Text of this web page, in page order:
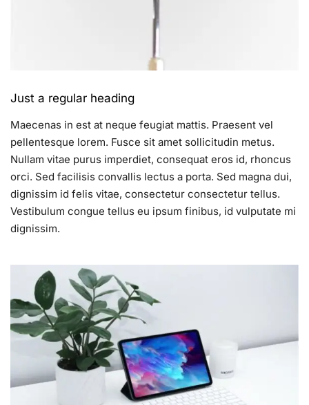
Just a regular heading
Maecenas in est at neque feugiat mattis. Praesent vel
pellentesque lorem. Fusce sit amet sollicitudin metus.
Nullam vitae purus imperdiet, consequat eros id, rhoncus
orci. Sed facilisis convallis lectus a porta. Sed magna dui,
dignissim id felis vitae, consectetur consectetur tellus.
Vestibulum congue tellus eu ipsum finibus, id vulputate mi
dignissim.